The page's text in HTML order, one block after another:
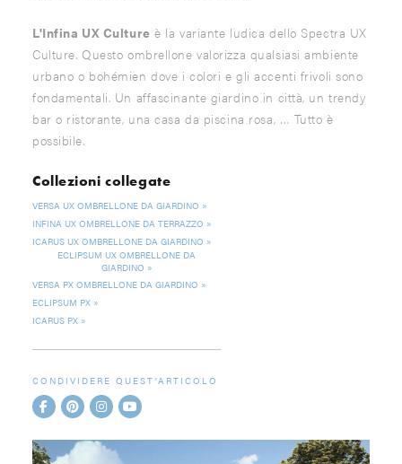
L'Infina UX Culture è la variante ludica dello Spectra UX
Culture. Questo ombrellone valorizza qualsiasi ambiente
urbano o bohémien dove i colori e gli accenti frivoli sono
fondamentali. Un affascinante giardino in città, un trendy
bar o ristorante, una casa da piscina rosa, … Tutto è
possibile.
Collezioni collegate
VERSA UX OMBRELLONE DA GIARDINO
INFINA UX OMBRELLONE DA TERRAZZO
ICARUS UX OMBRELLONE DA GIARDINO
ECLIPSUM UX OMBRELLONE DA
GIARDINO
VERSA PX OMBRELLONE DA GIARDINO
ECLIPSUM PX
ICARUS PX
CONDIVIDERE QUEST'ARTICOLO